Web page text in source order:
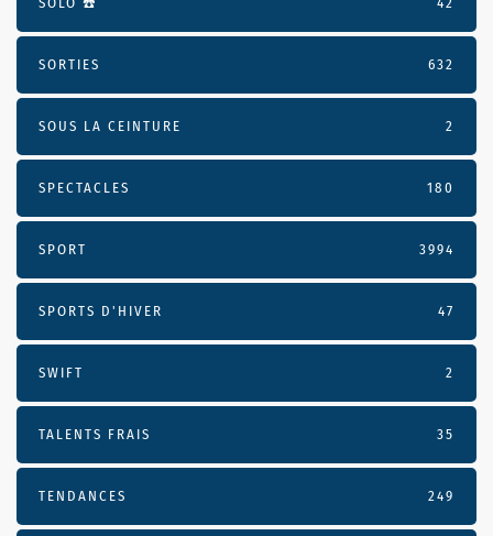
SORTIES 632
SOUS LA CEINTURE 2
SPECTACLES 180
SPORT 3994
SPORTS D'HIVER 47
SWIFT 2
TALENTS FRAIS 35
TENDANCES 249